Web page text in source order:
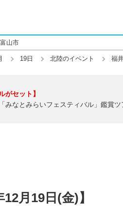
富山市
19日 北陸のイベント 福
がセット】
みなとみらいフェスティバル」鑑賞ツ
月19日(金)】